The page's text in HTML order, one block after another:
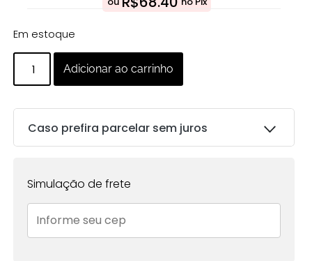
Em estoque
Adicionar ao carrinho
Caso prefira parcelar sem juros
1x deR$72.00sem
juros no cartão
R$72.00
Simulação de frete